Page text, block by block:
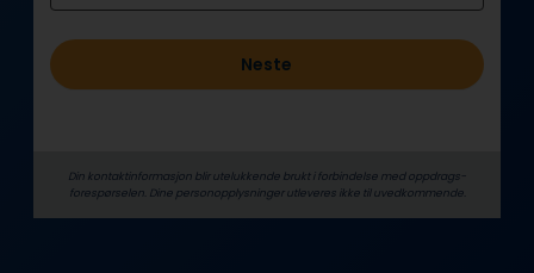
Neste
Din kontaktinformasjon blir utelukkende brukt i forbindelse med oppdrags­
forespørselen. Dine person­­opplysninger utleveres ikke til uvedkommende.